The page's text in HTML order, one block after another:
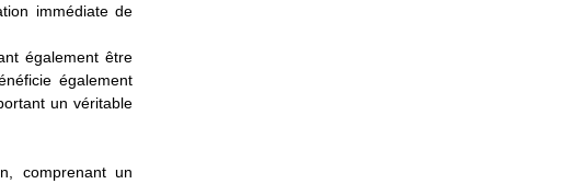
immédiate de
également être
également
un véritable
comprenant un